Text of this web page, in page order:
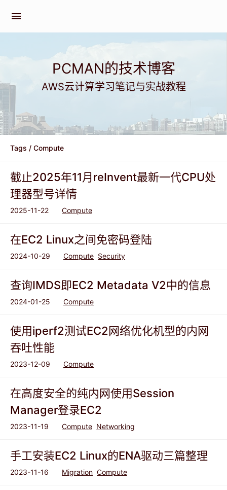
menu
PCMAN的技术博客
AWS云计算学习笔记与实战教程
Tags / Compute
截止2025年11月reInvent最新一代CPU处
理器型号详情
2025-11-22 Compute
在EC2 Linux之间免密码登陆
2024-10-29 Compute Security
查询IMDS即EC2 Metadata V2中的信息
2024-01-25 Compute
使用iperf2测试EC2网络优化机型的内网
吞吐性能
2023-12-09 Compute
在高度安全的纯内网使用Session
Manager登录EC2
2023-11-19 Compute Networking
手工安装EC2 Linux的ENA驱动三篇整理
2023-11-16 Migration Compute